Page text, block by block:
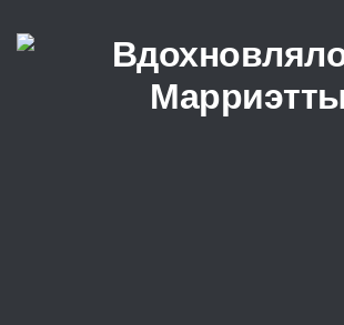
Перейти к содержимому